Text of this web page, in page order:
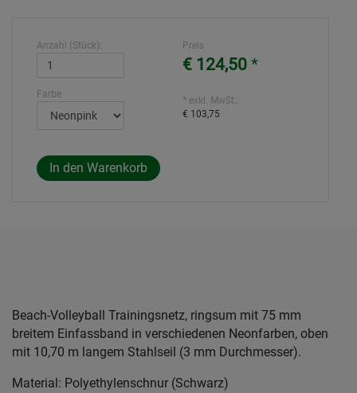
Anzahl (Stück):
Farbe
Preis
€ 124,50 *
* exkl. MwSt.:
€ 103,75
Beach-Volleyball Trainingsnetz, ringsum mit 75 mm
breitem Einfassband in verschiedenen Neonfarben, oben
mit 10,70 m langem Stahlseil (3 mm Durchmesser).
Material: Polyethylenschnur (Schwarz)